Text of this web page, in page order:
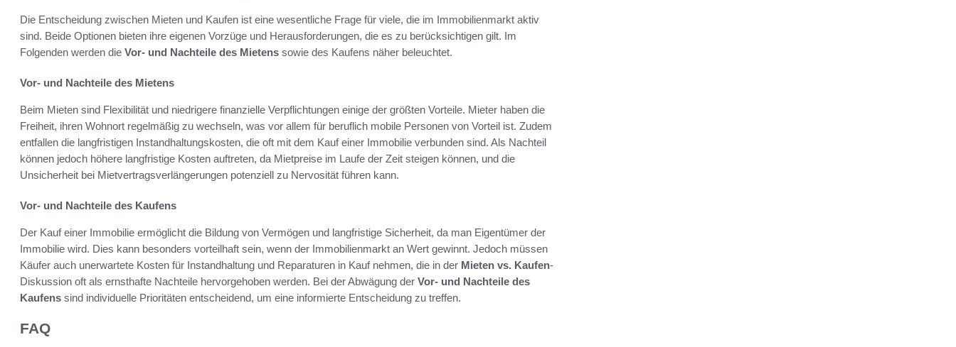
Die Entscheidung zwischen Mieten und Kaufen ist eine wesentliche Frage für viele, die im Immobilienmarkt aktiv
sind. Beide Optionen bieten ihre eigenen Vorzüge und Herausforderungen, die es zu berücksichtigen gilt. Im
Folgenden werden die Vor- und Nachteile des Mietens sowie des Kaufens näher beleuchtet.
Vor- und Nachteile des Mietens
Beim Mieten sind Flexibilität und niedrigere finanzielle Verpflichtungen einige der größten Vorteile. Mieter haben die
Freiheit, ihren Wohnort regelmäßig zu wechseln, was vor allem für beruflich mobile Personen von Vorteil ist. Zudem
entfallen die langfristigen Instandhaltungskosten, die oft mit dem Kauf einer Immobilie verbunden sind. Als Nachteil
können jedoch höhere langfristige Kosten auftreten, da Mietpreise im Laufe der Zeit steigen können, und die
Unsicherheit bei Mietvertragsverlängerungen potenziell zu Nervosität führen kann.
Vor- und Nachteile des Kaufens
Der Kauf einer Immobilie ermöglicht die Bildung von Vermögen und langfristige Sicherheit, da man Eigentümer der
Immobilie wird. Dies kann besonders vorteilhaft sein, wenn der Immobilienmarkt an Wert gewinnt. Jedoch müssen
Käufer auch unerwartete Kosten für Instandhaltung und Reparaturen in Kauf nehmen, die in der Mieten vs. Kaufen-
Diskussion oft als ernsthafte Nachteile hervorgehoben werden. Bei der Abwägung der Vor- und Nachteile des
Kaufens sind individuelle Prioritäten entscheidend, um eine informierte Entscheidung zu treffen.
FAQ